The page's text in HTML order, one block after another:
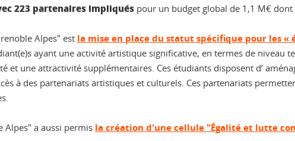
223 partenaires impliqués pour un budget global de 1,1 M€ dont
Alpes" est la mise en place du statut spécifique pour les
ayant une activité artistique significative, en termes de niveau
et une attractivité supplémentaires. Ces étudiants disposent d’
à des partenariats artistiques et culturels. Ces partenariats
Alpes" a aussi permis la création d'une cellule "Égalité et lutte